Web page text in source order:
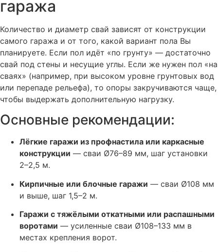
гаража
Количество и диаметр свай зависят от конструкции
самого гаража и от того, какой вариант пола Вы
планируете. Если пол идёт «по грунту» — достаточно
свай под стены и несущие углы. Если же нужен пол «на
сваях» (например, при высоком уровне грунтовых вод
или перепаде рельефа), то опоры закручиваются чаще,
чтобы выдержать дополнительную нагрузку.
Основные рекомендации:
Лёгкие гаражи из профнастила или каркасные
конструкции — сваи Ø76–89 мм, шаг установки
2–2,5 м.
Кирпичные или блочные гаражи — сваи Ø108 мм
и выше, шаг 1,5–2 м.
Гаражи с тяжёлыми откатными или распашными
воротами — усиленные сваи Ø108–133 мм в
местах крепления ворот.